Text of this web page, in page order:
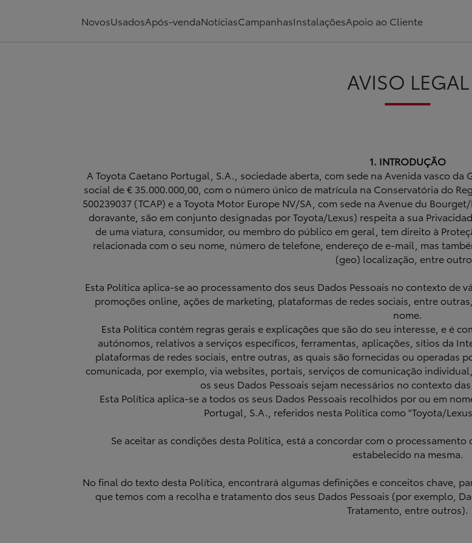
NovosUsadosApós-vendaNotíciasCampanhasInstalaçõesApoio ao Cliente
AVISO LEGAL
1. INTRODUÇÃO
A Toyota Caetano Portugal, S.A., sociedade aberta, com sede na Avenida vasco da
social de € 35.000.000,00, com o número único de matrícula na Conservatória do
500239037 (TCAP) e a Toyota Motor Europe NV/SA, com sede na Avenue du
doravante, são em conjunto designadas por Toyota/Lexus) respeita a sua
de uma viatura, consumidor, ou membro do público em geral, tem direito à
relacionada com o seu nome, número de telefone, endereço de e-mail, mas
(geo) localização, entre
Esta Política aplica-se ao processamento dos seus Dados Pessoais no contexto de
promoções online, ações de marketing, plataformas de redes sociais, entre
nome.
Esta Política contém regras gerais e explicações que são do seu interesse, e é
autónomos, relativos a serviços específicos, ferramentas, aplicações, sítios da
plataformas de redes sociais, entre outras, as quais são fornecidas ou operadas
comunicada, por exemplo, via websites, portais, serviços de comunicação
os seus Dados Pessoais sejam necessários no contexto
Esta Política aplica-se a todos os seus Dados Pessoais recolhidos por ou em
Portugal, S.A., referidos nesta Política como "Toyota/
Se aceitar as condições desta Política, está a concordar com o
estabelecido na mesma.
No final do texto desta Política, encontrará algumas definições e conceitos chave,
que temos com a recolha e tratamento dos seus Dados Pessoais (por exemplo,
Tratamento, entre outros).